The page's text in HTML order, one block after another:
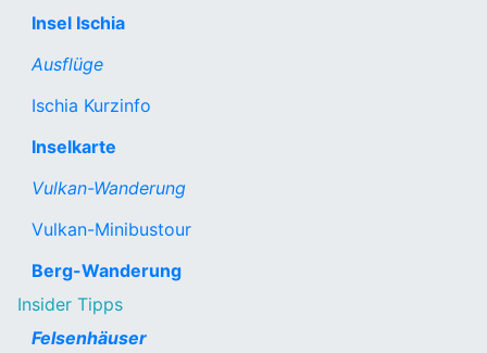
Insel Ischia
Ausflüge
Ischia Kurzinfo
Inselkarte
Vulkan-Wanderung
Vulkan-Minibustour
Berg-Wanderung
Insider Tipps
Felsenhäuser